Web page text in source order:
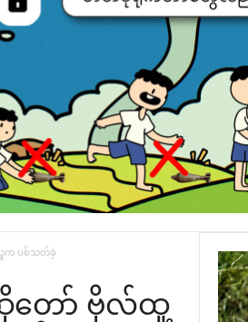
သူက ပစ်သတ်ခဲ့
ဆို‌တော် ဗိုလ်ထူ့